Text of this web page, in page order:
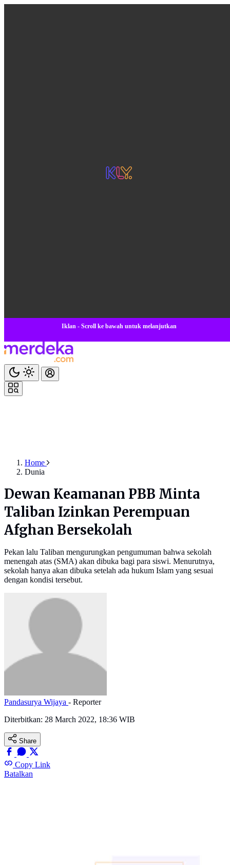
Iklan - Scroll ke bawah untuk melanjutkan
Home
Dunia
Dewan Keamanan PBB Minta
Taliban Izinkan Perempuan
Afghan Bersekolah
Pekan lalu Taliban mengurungkan pengumuman bahwa sekolah
menengah atas (SMA) akan dibuka bagi para siswi. Menurutnya,
sekolah hanya akan dibuka setelah ada hukum Islam yang sesuai
dengan kondisi tersebut.
Pandasurya Wijaya - Reporter
Diterbitkan: 28 March 2022, 18:36 WIB
Share
Copy Link
Batalkan